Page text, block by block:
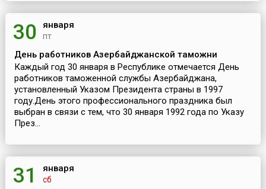
30 января
пт
День работников Азербайджанской таможни
Каждый год 30 января в Республике отмечается День
работников таможенной службы Азербайджана,
установленный Указом Президента страны в 1997
году.День этого профессионального праздника был
выбран в связи с тем, что 30 января 1992 года по Указу
През...
31 января
сб